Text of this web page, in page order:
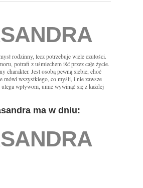
rodzinny, lecz potrzebuje wiele czułości.
potrafi z uśmiechem iść przez całe życie.
charakter. Jest osobą pewną siebie, choć
mówi wszystkiego, co myśli, i nie zawsze
wpływom, umie wywinąć się z każdej
ma w dniu: